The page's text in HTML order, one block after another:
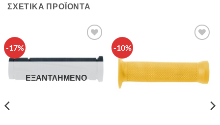
ΣΧΕΤΙΚΆ ΠΡΟΪΌΝΤΑ
-17%
επιθυμιών
ΕΞΑΝΤΛΗΜΈΝΟ
-10%
επιθυμιών